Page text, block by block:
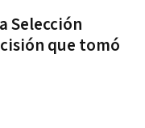
Selección
que tomó